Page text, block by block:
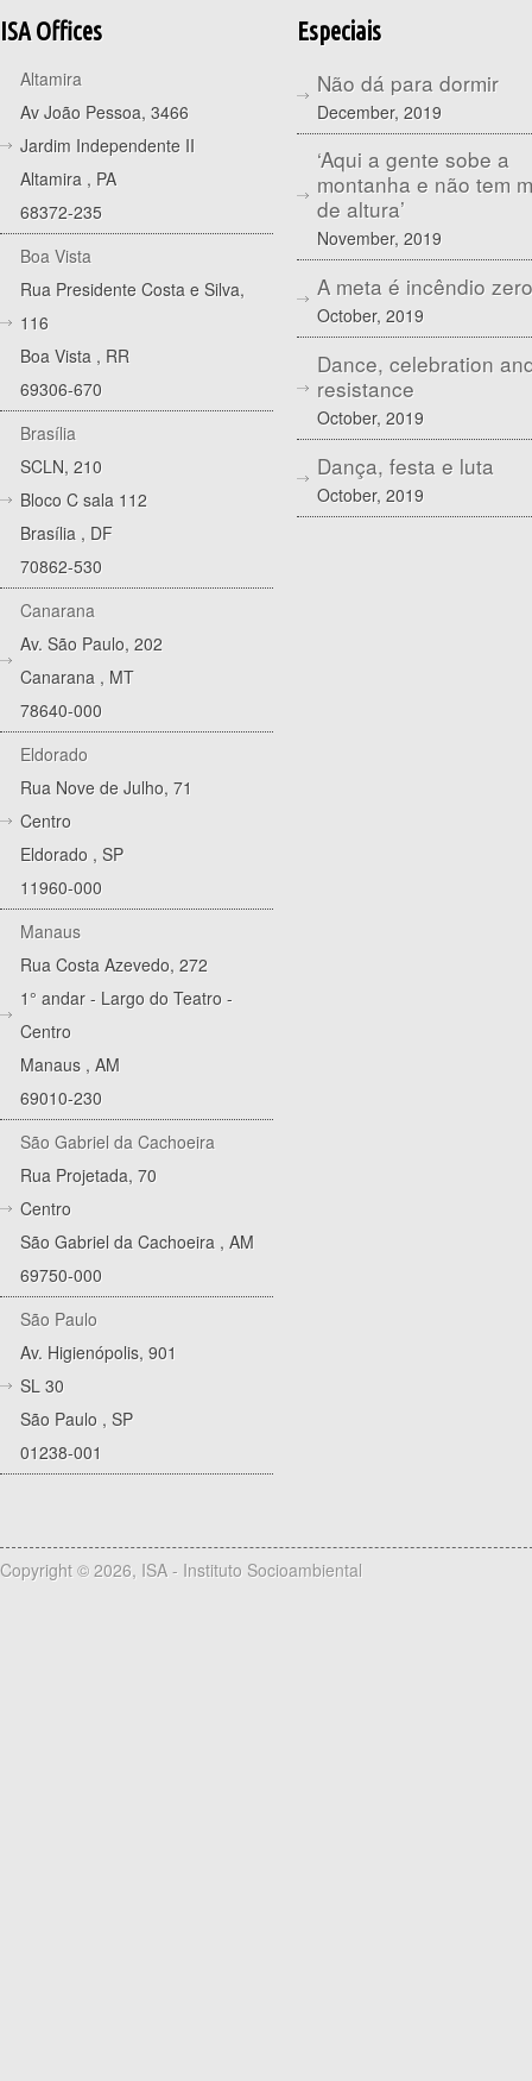
ISA Offices
Altamira
Av João Pessoa, 3466
Jardim Independente II
Altamira , PA
68372-235
Boa Vista
Rua Presidente Costa e Silva,
116
Boa Vista , RR
69306-670
Brasília
SCLN, 210
Bloco C sala 112
Brasília , DF
70862-530
Canarana
Av. São Paulo, 202
Canarana , MT
78640-000
Eldorado
Rua Nove de Julho, 71
Centro
Eldorado , SP
11960-000
Manaus
Rua Costa Azevedo, 272
1° andar - Largo do Teatro -
Centro
Manaus , AM
69010-230
São Gabriel da Cachoeira
Rua Projetada, 70
Centro
São Gabriel da Cachoeira , AM
69750-000
São Paulo
Av. Higienópolis, 901
SL 30
São Paulo , SP
01238-001
Especiais
Não dá para dormir
December, 2019
‘Aqui a gente sobe a
montanha e não tem
de altura’
November, 2019
A meta é incêndio zero
October, 2019
Dance, celebration
resistance
October, 2019
Dança, festa e luta
October, 2019
Copyright © 2026, ISA - Instituto Socioambiental